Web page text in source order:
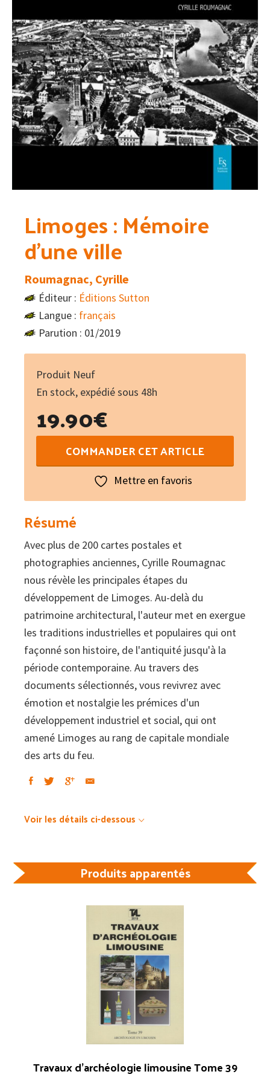
Limoges : Mémoire
d’une ville
Roumagnac, Cyrille
Éditeur : Éditions Sutton
Langue : français
Parution : 01/2019
Produit Neuf
En stock, expédié sous 48h
19.90€
de
Mémoire
d'une
ville
COMMANDER CET ARTICLE
Mettre en favoris
Résumé
Avec plus de 200 cartes postales et
photographies anciennes, Cyrille Roumagnac
nous révèle les principales étapes du
développement de Limoges. Au-delà du
patrimoine architectural, l'auteur met en exergue
les traditions industrielles et populaires qui ont
façonné son histoire, de l'antiquité jusqu'à la
période contemporaine. Au travers des
documents sélectionnés, vous revivrez avec
émotion et nostalgie les prémices d'un
développement industriel et social, qui ont
amené Limoges au rang de capitale mondiale
des arts du feu.
Voir les détails ci-dessous
Produits apparentés
Travaux d’archéologie limousine Tome 39